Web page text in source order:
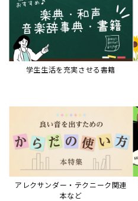
学生生活を充実させる書籍
アレクサンダー・テクニーク関連
本など